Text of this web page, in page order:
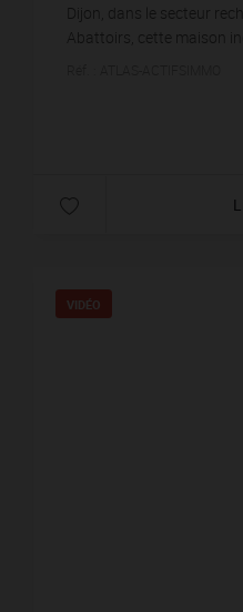
Dijon, dans le secteur
Abattoirs, cette maison
VIDÉO